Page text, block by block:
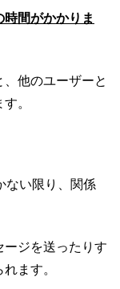
間がかかりま
他のユーザーと
。
ない限り、関係
ジを送ったりす
ます。